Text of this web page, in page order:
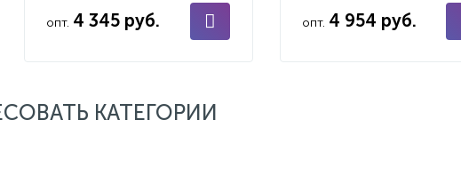
опт. 4 345 руб. опт. 4 954 руб.
КАТЕГОРИИ